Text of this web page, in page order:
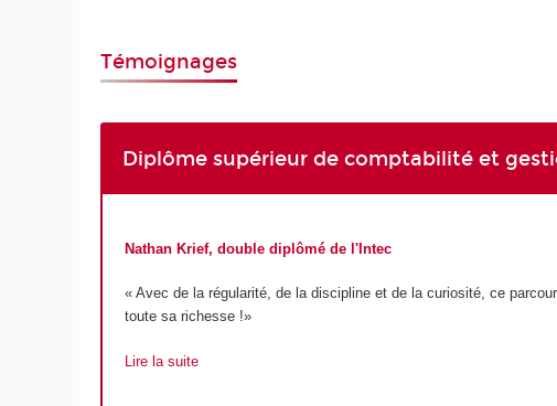
Témoignages
Diplôme supérieur de comptabilité et
Nathan Krief, double diplômé de l'Intec
« Avec de la régularité, de la discipline et de la curiosité, ce
toute sa richesse !»
Lire la suite